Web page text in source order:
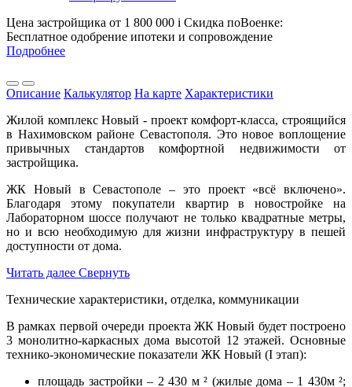
Цена застройщика от 1 800 000 i Скидка поВоенке:
Бесплатное одобрение ипотеки и сопровождение
Подробнее
Описание Калькулятор На карте Характеристики
Жилой комплекс Новый - проект комфорт-класса, строящийся
в Нахимовском районе Севастополя. Это новое воплощение
привычных стандартов комфортной недвижимости от
застройщика.
ЖК Новый в Севастополе – это проект «всё включено».
Благодаря этому покупатели квартир в новостройке на
Лабораторном шоссе получают не только квадратные метры,
но и всю необходимую для жизни инфраструктуру в пешей
доступности от дома.
Читать далее Свернуть
Технические характеристики, отделка, коммуникации
В рамках первой очереди проекта ЖК Новый будет построено
3 монолитно-каркасных дома высотой 12 этажей. Основные
технико-экономические показатели ЖК Новый (I этап):
площадь застройки – 2 430 м ² (жилые дома – 1 430м ²;